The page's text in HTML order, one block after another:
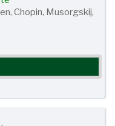
Chopin, Musorgskij,